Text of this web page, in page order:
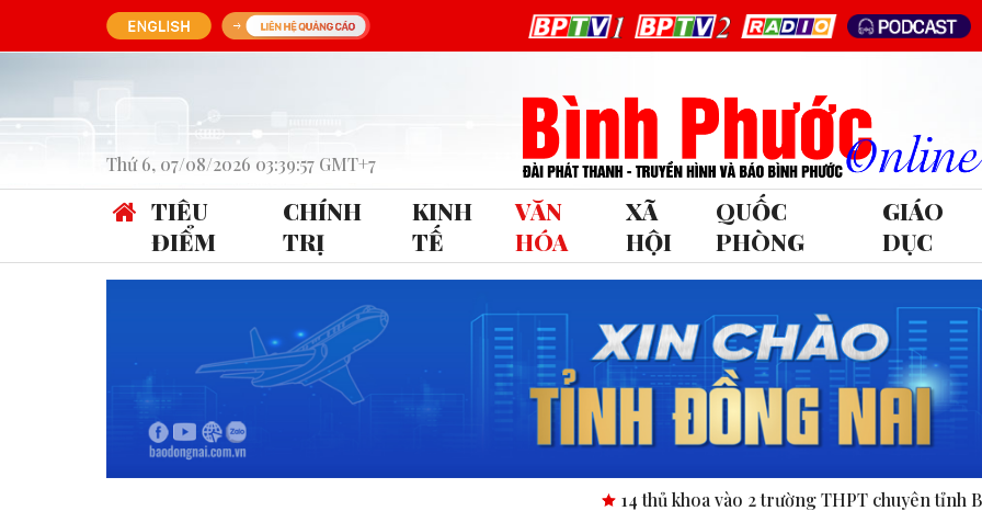
Thứ 6, 07/08/2026 03:39:57 GMT+7
TIÊU
ĐIỂM
CHÍNH
TRỊ
KINH
TẾ
VĂN
HÓA
XÃ
HỘI
QUỐC
PHÒNG
GIÁO
DỤC
14 thủ khoa vào 2 trường THPT chuyên tỉnh Bình Phước. Công bố